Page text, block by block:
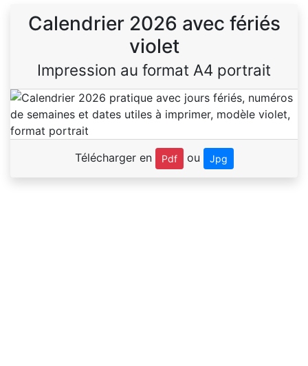
Calendrier 2026 avec fériés
violet
Impression au format A4 portrait
Télécharger en Pdf ou Jpg